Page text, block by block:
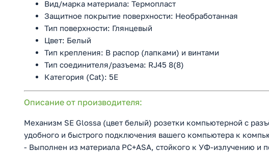
Вид/марка материала: Термопласт
Защитное покрытие поверхности: Необработанная
Тип поверхности: Глянцевый
Цвет: Белый
Тип крепления: В распор (лапками) и винтами
Тип соединителя/разъема: RJ45 8(8)
Категория (Cat): 5E
Описание от производителя:
Механизм SE Glossa (цвет белый) розетки компьютерной с
удобного и быстрого подключения вашего компьютера к
- Выполнен из материала PС+ASA, стойкого к УФ-излучению и